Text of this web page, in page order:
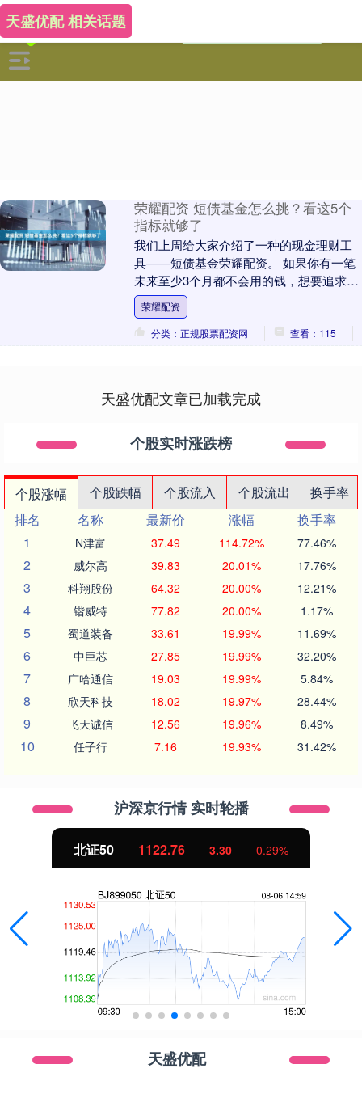
天盛优配 相关话题
荣耀配资 短债基金怎么挑？看这5个
指标就够了
我们上周给大家介绍了一种的现金理财工
具——短债基金荣耀配资。 如果你有一笔
未来至少3个月都不会用的钱，想要追求略
高于货币基金的收益，但又不想承担高于
普通债基的净....
荣耀配资
分类：正规股票配资网
查看：115
天盛优配文章已加载完成
个股实时涨跌榜
个股涨幅 个股跌幅 个股流入 个股流出
换手率
排名
名称 最新价 涨幅
换手率
1
N津富 37.49 114.72% 77.46%
2 威尔高 39.83 20.01% 17.76%
3 科翔股份 64.32 20.00% 12.21%
4 锴威特 77.82 20.00% 1.17%
5 蜀道装备 33.61 19.99% 11.69%
6 中巨芯 27.85 19.99% 32.20%
7 广哈通信 19.03 19.99% 5.84%
8 欣天科技 18.02 19.97% 28.44%
9 飞天诚信 12.56 19.96% 8.49%
10 任子行 7.16 19.93% 31.42%
沪深京行情 实时轮播
北证50 1122.76 3.30 0.29%
天盛优配